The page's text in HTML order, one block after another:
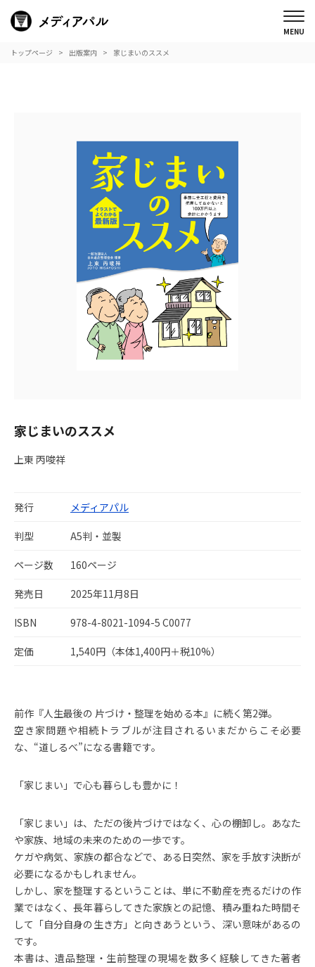
トップページ 出版案内 家じまいのススメ
家じまいのススメ
上東 丙唆祥
発行 メディアパル
判型 A5判・並製
ページ数 160ページ
発売日 2025年11月8日
ISBN 978-4-8021-1094-5 C0077
定価 1,540円（本体1,400円＋税10%）
前作『人生最後の 片づけ・整理を始める本』に続く第2弾。
空き家問題や相続トラブルが注目されるいまだからこそ必要
な、“道しるべ”になる書籍です。
「家じまい」で心も暮らしも豊かに！
「家じまい」は、ただの後片づけではなく、心の棚卸し。あなた
や家族、地域の未来のための一歩です。
ケガや病気、家族の都合などで、ある日突然、家を手放す決断が
必要になるかもしれません。
しかし、家を整理するということは、単に不動産を売るだけの作
業ではなく、長年暮らしてきた家族との記憶、積み重ねた時間そ
して「自分自身の生き方」と向きあうという、深い意味があるの
です。
本書は、遺品整理・生前整理の現場を数多く経験してきた著者